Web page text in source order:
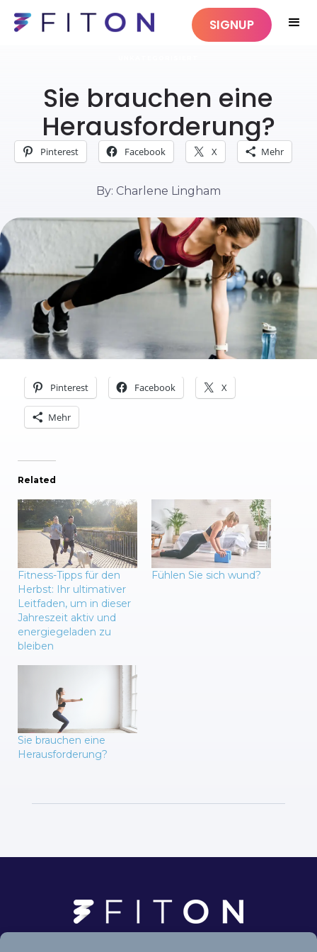
SIGNUP
Sie brauchen eine
Herausforderung?
Pinterest Facebook X Mehr
By: Charlene Lingham
Pinterest Facebook X
Mehr
Related
Fitness-Tipps für den
Herbst: Ihr ultimativer
Leitfaden, um in dieser
Jahreszeit aktiv und
energiegeladen zu
bleiben
Fühlen Sie sich wund?
Sie brauchen eine
Herausforderung?